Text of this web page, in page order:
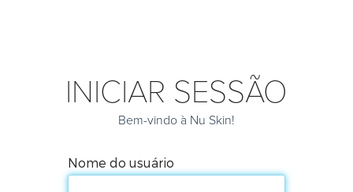
INICIAR SESSÃO
Bem-vindo à Nu Skin!
Nome do usuário